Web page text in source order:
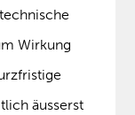
Wirkung
äusserst